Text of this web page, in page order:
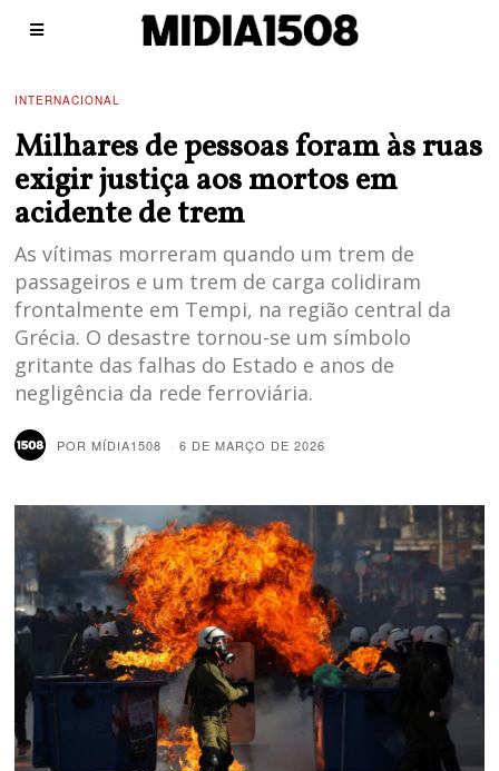
INTERNACIONAL
Milhares de pessoas foram às ruas
exigir justiça aos mortos em
acidente de trem
As vítimas morreram quando um trem de
passageiros e um trem de carga colidiram
frontalmente em Tempi, na região central da
Grécia. O desastre tornou-se um símbolo
gritante das falhas do Estado e anos de
negligência da rede ferroviária.
PORMÍDIA1508 6 DE MARÇO DE 2026